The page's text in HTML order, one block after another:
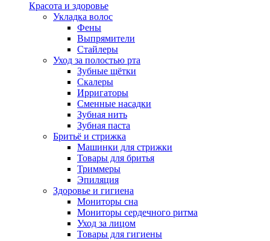
Красота и здоровье
Укладка волос
Фены
Выпрямители
Стайлеры
Уход за полостью рта
Зубные щётки
Скалеры
Ирригаторы
Сменные насадки
Зубная нить
Зубная паста
Бритьё и стрижка
Машинки для стрижки
Товары для бритья
Триммеры
Эпиляция
Здоровье и гигиена
Мониторы сна
Мониторы сердечного ритма
Уход за лицом
Товары для гигиены